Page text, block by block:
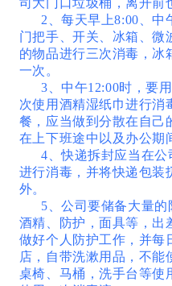
司大门口垃圾桶，离开前
2、每天早上8:00、中
门把手、开关、冰箱、微
的物品进行三次消毒，冰
一次。
3、中午12:00时，要用
次使用酒精湿纸巾进行消
餐，应当做到分散在自己
在上下班途中以及办公期
4、快递拆封应当在公
进行消毒，并将快递包装
外。
5、公司要储备大量的
酒精、防护，面具等，出
做好个人防护工作，并每
店，自带洗漱用品，不能
桌椅、马桶，洗手台等使